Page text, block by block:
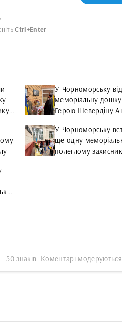
Ctrl+Enter
У Чорноморську
меморіальну
Герою Шевердіну
У Чорноморську
ще одну
полеглому
знаків. Коментарі модеруються